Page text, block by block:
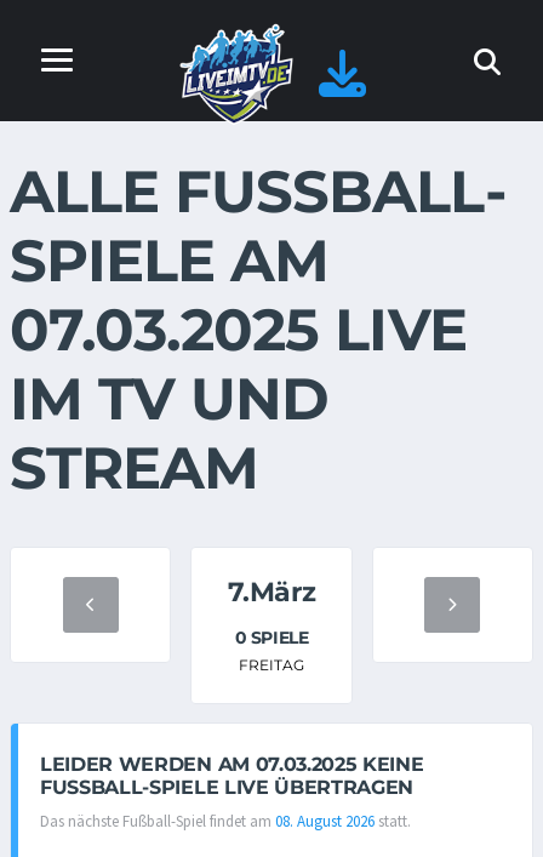
ALLE FUSSBALL-S
PIELE AM 0
7.03.2025 LIVE I
M TV UND S
TREAM
7.März
0 SPIELE
FREITAG
LEIDER WERDEN AM 07.03.2025 KEINE
FUSSBALL-SPIELE LIVE ÜBERTRAGEN
Das nächste Fußball-Spiel findet am 08. August 2026 statt.